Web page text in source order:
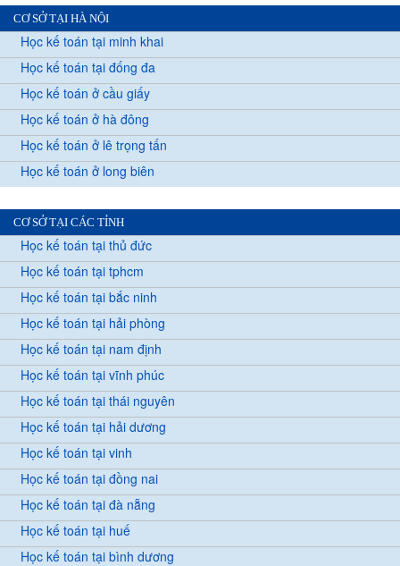
CƠ SỞ TẠI HÀ NỘI
Học kế toán tại minh khai
Học kế toán tại đống đa
Học kế toán ở cầu giấy
Học kế toán ở hà đông
Học kế toán ở lê trọng tấn
Học kế toán ở long biên
CƠ SỞ TẠI CÁC TỈNH
Học kế toán tại thủ đức
Học kế toán tại tphcm
Học kế toán tại bắc ninh
Học kế toán tại hải phòng
Học kế toán tại nam định
Học kế toán tại vĩnh phúc
Học kế toán tại thái nguyên
Học kế toán tại hải dương
Học kế toán tại vinh
Học kế toán tại đồng nai
Học kế toán tại đà nẵng
Học kế toán tại huế
Học kế toán tại bình dương